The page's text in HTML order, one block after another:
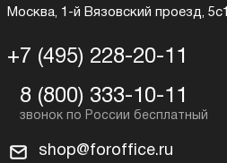
Москва, 1-й Вязовский проезд, 5с1
+7 (495) 228-20-11
8 (800) 333-10-11
shop@foroffice.ru